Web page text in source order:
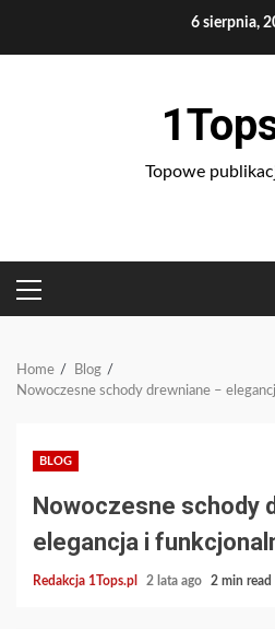
6 sierpnia,
Topowe
PRIMARY
MENU
Home
Blog
Nowoczesne schody drewniane –
BLOG
Nowoczesne schody
elegancja i
Redakcja 1Tops.pl 2 lata ago 2 min read